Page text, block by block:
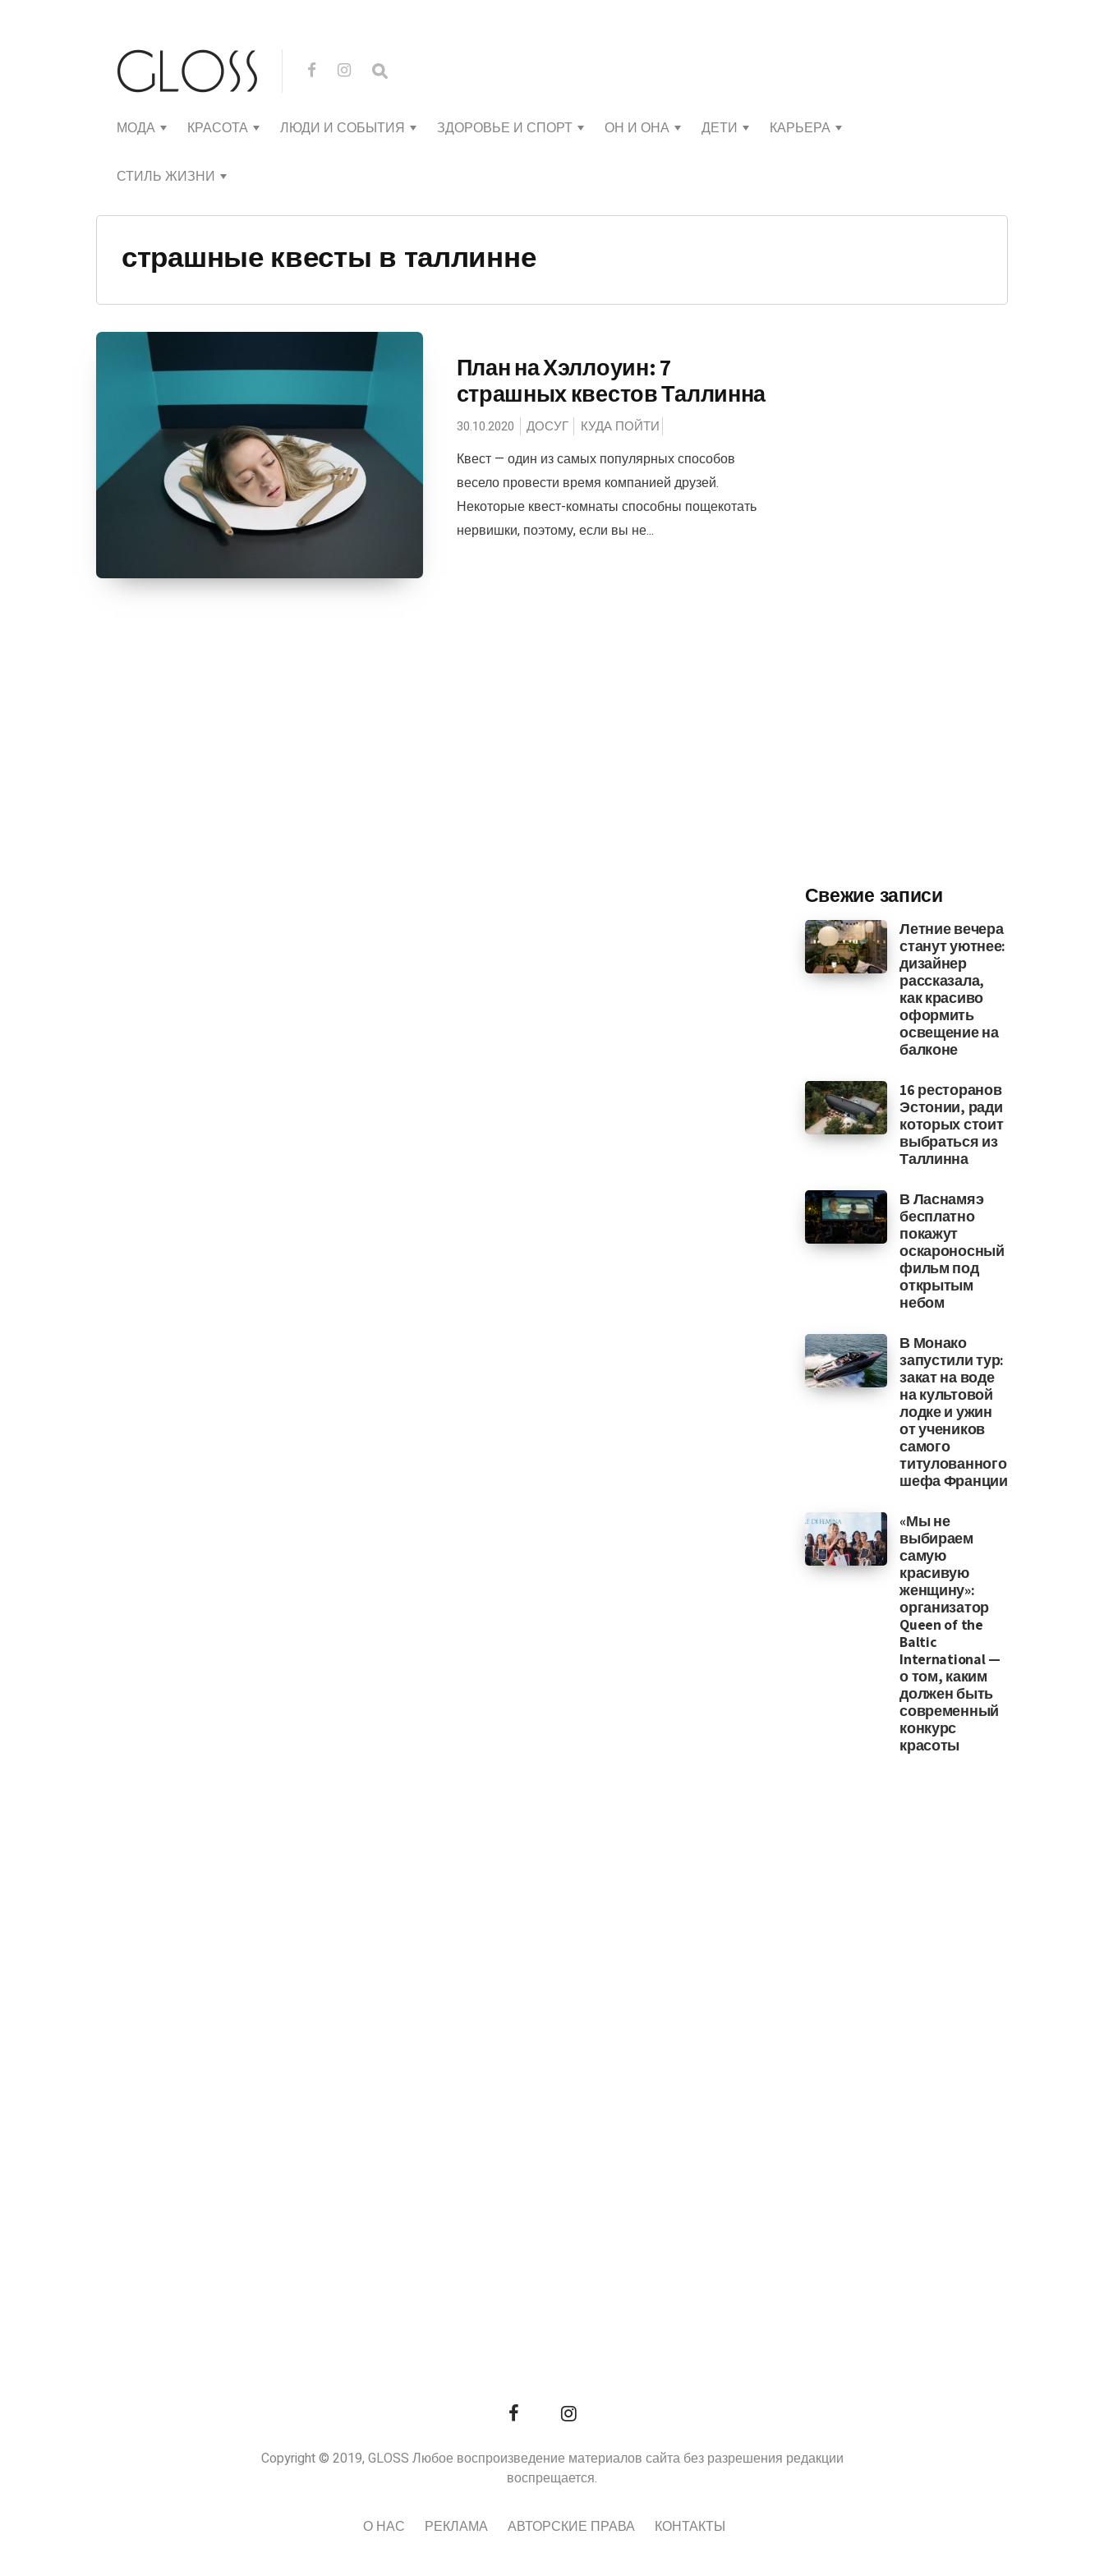
МОДА КРАСОТА ЛЮДИ И СОБЫТИЯ ЗДОРОВЬЕ И СПОРТ ОН И ОНА ДЕТИ КАРЬЕРА
СТИЛЬ ЖИЗНИ
страшные квесты в таллинне
План на Хэллоуин: 7
страшных квестов Таллинна
30.10.2020 ДОСУГ КУДА ПОЙТИ
Квест — один из самых популярных способов
весело провести время компанией друзей.
Некоторые квест-комнаты способны пощекотать
нервишки, поэтому, если вы не...
Свежие записи
Летние вечера
станут уютнее:
дизайнер
рассказала,
как красиво
оформить
освещение на
балконе
16 ресторанов
Эстонии, ради
которых стоит
выбраться из
Таллинна
В Ласнамяэ
бесплатно
покажут
оскароносный
фильм под
открытым
небом
В Монако
запустили тур:
закат на воде
на культовой
лодке и ужин
от учеников
самого
титулованного
шефа Франции
«Мы не
выбираем
самую
красивую
женщину»:
организатор
Queen of the
Baltic
International —
о том, каким
должен быть
современный
конкурс
красоты
Copyright © 2019, GLOSS Любое воспроизведение материалов сайта без разрешения редакции
воспрещается.
О НАС РЕКЛАМА АВТОРСКИЕ ПРАВА КОНТАКТЫ